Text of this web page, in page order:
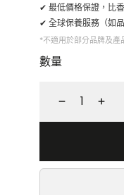
✔ 最低價格保證，比
✔ 全球保養服務（如品
*不適用於部分品牌及產
數量
少
增
加